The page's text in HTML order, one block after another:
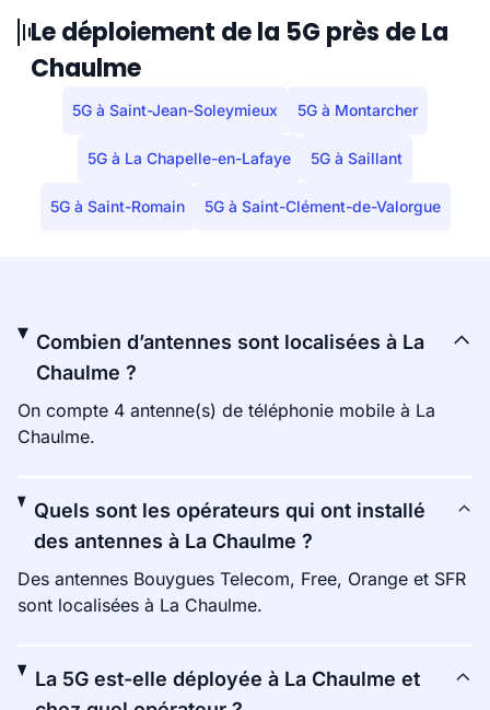
Le déploiement de la 5G près de La
Chaulme
5G à Saint-Jean-Soleymieux 5G à Montarcher
5G à La Chapelle-en-Lafaye 5G à Saillant
5G à Saint-Romain 5G à Saint-Clément-de-Valorgue
Combien d’antennes sont localisées à La
Chaulme ?
On compte 4 antenne(s) de téléphonie mobile à La
Chaulme.
Quels sont les opérateurs qui ont installé
des antennes à La Chaulme ?
Des antennes Bouygues Telecom, Free, Orange et SFR
sont localisées à La Chaulme.
La 5G est-elle déployée à La Chaulme et